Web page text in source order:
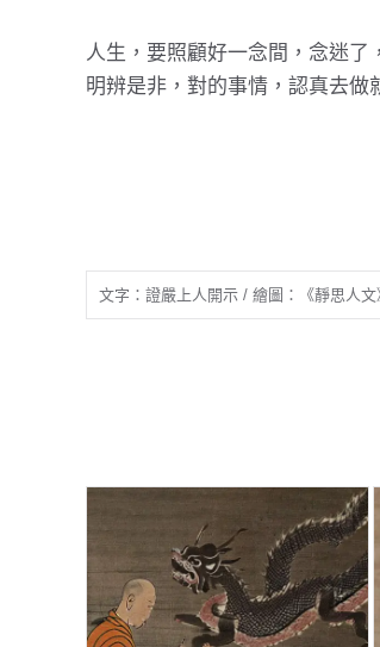
人生，要照顧好一念間，念迷了
明辨是非，對的事情，認真去做
文字：證嚴上人開示 / 繪圖：《靜思人